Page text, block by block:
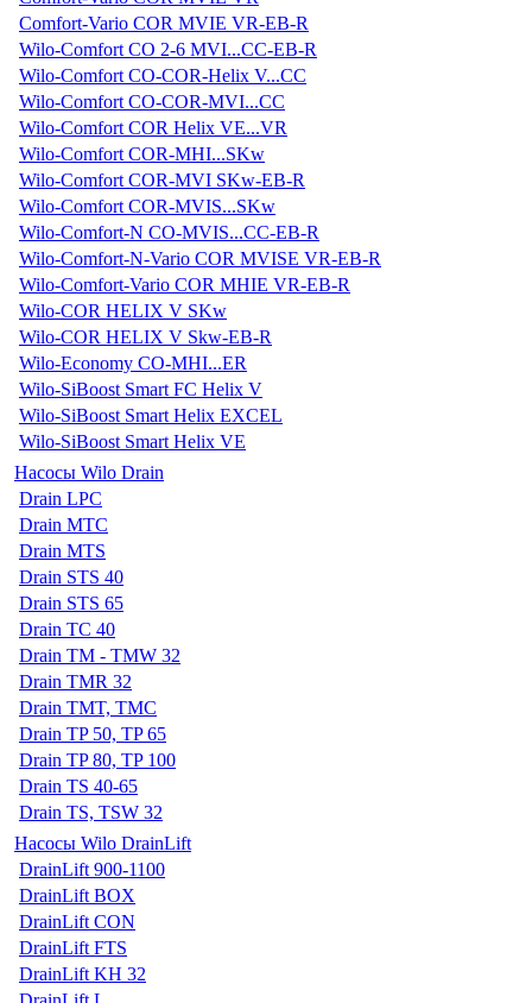
Comfort-Vario COR MVIE VR-EB-R
Wilo-Comfort CO 2-6 MVI...CC-EB-R
Wilo-Comfort CO-COR-Helix V...CC
Wilo-Comfort CO-COR-MVI...CC
Wilo-Comfort COR Helix VE...VR
Wilo-Comfort COR-MHI...SKw
Wilo-Comfort COR-MVI SKw-EB-R
Wilo-Comfort COR-MVIS...SKw
Wilo-Comfort-N CO-MVIS...CC-EB-R
Wilo-Comfort-N-Vario COR MVISE VR-EB-R
Wilo-Comfort-Vario COR MHIE VR-EB-R
Wilo-COR HELIX V SKw
Wilo-COR HELIX V Skw-EB-R
Wilo-Economy CO-MHI...ER
Wilo-SiBoost Smart FC Helix V
Wilo-SiBoost Smart Helix EXCEL
Wilo-SiBoost Smart Helix VE
Насосы Wilo Drain
Drain LPC
Drain MTC
Drain MTS
Drain STS 40
Drain STS 65
Drain TC 40
Drain TM - TMW 32
Drain TMR 32
Drain TMT, TMC
Drain TP 50, TP 65
Drain TP 80, TP 100
Drain TS 40-65
Drain TS, TSW 32
Насосы Wilo DrainLift
DrainLift 900-1100
DrainLift BOX
DrainLift CON
DrainLift FTS
DrainLift KH 32